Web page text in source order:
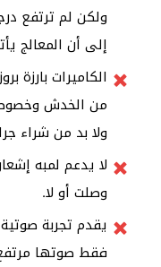
ولكن لم ترتفع
إلى أن المعالج يأتي
الكاميرات بارزة
من الخدش
ولا بد من شراء
لا يدعم لمبه
وصلت أو لا.
يقدم تجربة
فقط صوتها